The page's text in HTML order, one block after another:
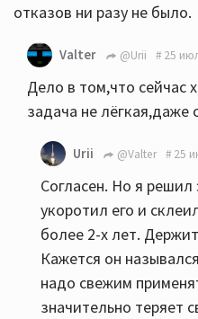
отказов ни разу не было.
Valter @Urii 25
Дело в том,что сейчас
задача не лёгкая,даже
Urii @Valter 25
Согласен. Но я
укоротил его и
более 2-х лет.
Кажется он
надо свежим
значительно теряет